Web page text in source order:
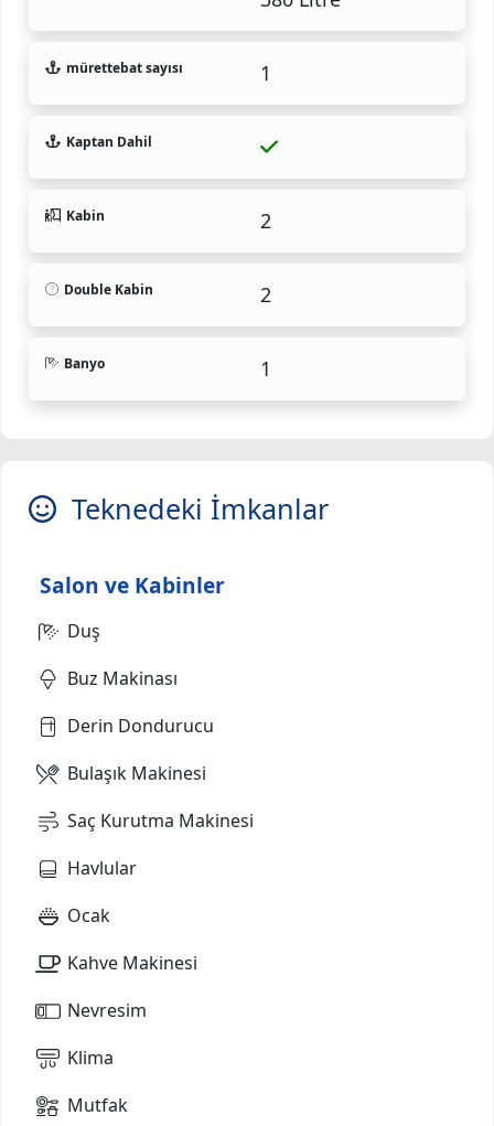
mürettebat sayısı 1
Kaptan Dahil
Kabin 2
Double Kabin 2
Banyo 1
Teknedeki İmkanlar
Salon ve Kabinler
Duş
Buz Makinası
Derin Dondurucu
Bulaşık Makinesi
Saç Kurutma Makinesi
Havlular
Ocak
Kahve Makinesi
Nevresim
Klima
Mutfak